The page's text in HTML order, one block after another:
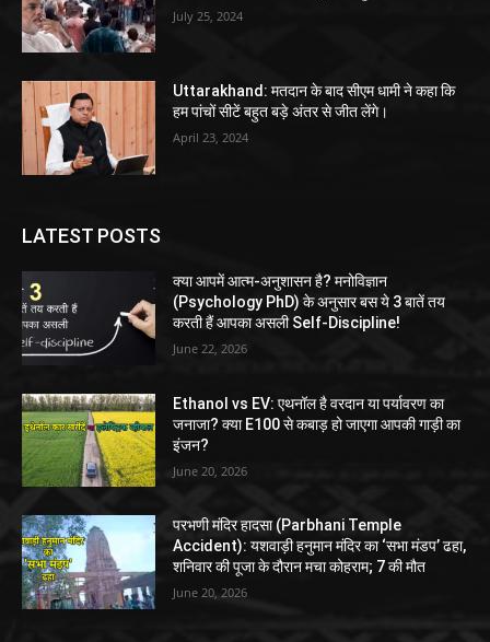
July 25, 2024
Uttarakhand: मतदान के बाद सीएम धामी ने कहा कि
हम पांचों सीटें बहुत बड़े अंतर से जीत लेंगे।
April 23, 2024
LATEST POSTS
क्या आपमें आत्म-अनुशासन है? मनोविज्ञान
(Psychology PhD) के अनुसार बस ये 3 बातें तय
करती हैं आपका असली Self-Discipline!
June 22, 2026
Ethanol vs EV: एथनॉल है वरदान या पर्यावरण का
जनाजा? क्या E100 से कबाड़ हो जाएगा आपकी गाड़ी का
इंजन?
June 20, 2026
परभणी मंदिर हादसा (Parbhani Temple
Accident): यशवाड़ी हनुमान मंदिर का ‘सभा मंडप’ ढहा,
शनिवार की पूजा के दौरान मचा कोहराम; 7 की मौत
June 20, 2026